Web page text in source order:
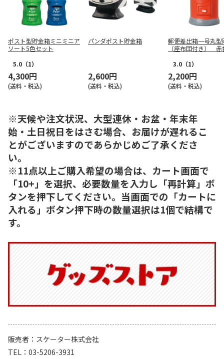
ポスト型貯金箱ミニミニア
ソート5色セット
5.0 （1）
4,300円
(送料・税込)
パンダポスト貯金箱
2,600円
(送料・税込)
郵便差出箱一号丸型
（座布団付き） 赤
3.0 （1）
2,200円
(送料・税込)
※天候や注文状況、大型連休・お盆・年末年
始・土日祝日をはさむ場合、お届けが遅れるこ
とがございますのであらかじめご了承くださ
い。
※11点以上ご購入希望の場合は、カート画面で
「10+」を選択、必要数量を入力し「再計算」ボ
タンを押下してください。当画面での「カートに
入れる」ボタン押下時の数量選択は1個で結構で
す。
販売者
スケーター株式会社
TEL
03-5206-3931